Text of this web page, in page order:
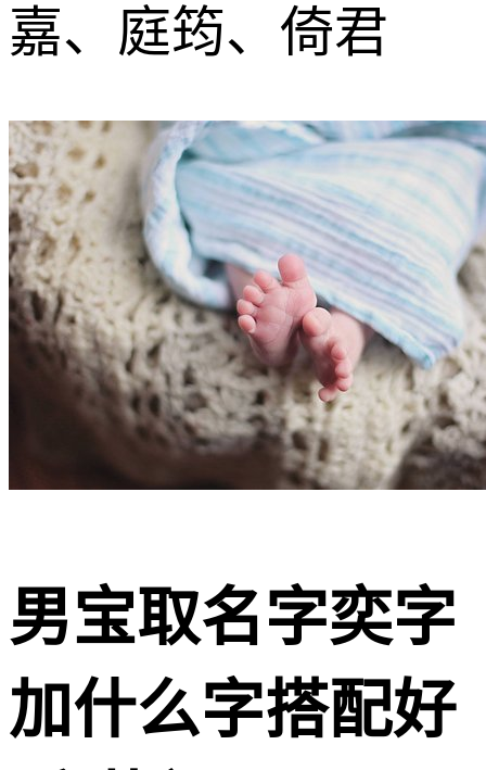
嘉、庭筠、倚君
男宝取名字奕字
加什么字搭配好